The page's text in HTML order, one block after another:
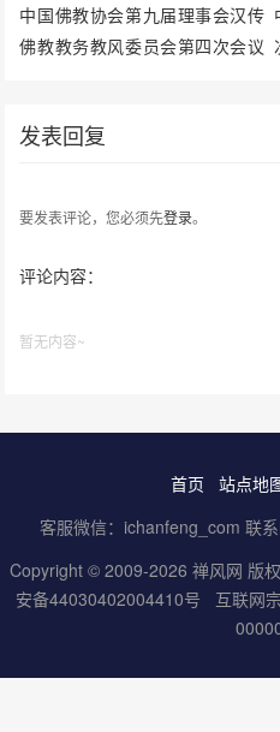
中国佛教协会第九届理事会汉传
佛教教务教风委员会第四次会议
发表回复
要发表评论，您必须先登录。
评论内容：
暂无内容~
首页 站点地
客服微信：ichanfeng_com 联
Copyright © 2009-2026 禅风网 版
安备44030402004410号
互联网